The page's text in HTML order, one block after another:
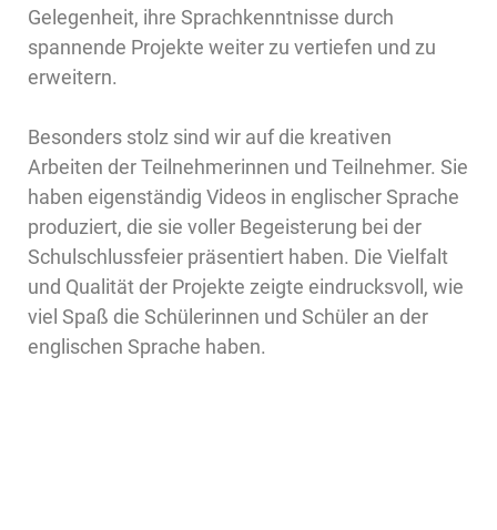
Gelegenheit, ihre Sprachkenntnisse durch
spannende Projekte weiter zu vertiefen und zu
erweitern.
Besonders stolz sind wir auf die kreativen
Arbeiten der Teilnehmerinnen und Teilnehmer. Sie
haben eigenständig Videos in englischer Sprache
produziert, die sie voller Begeisterung bei der
Schulschlussfeier präsentiert haben. Die Vielfalt
und Qualität der Projekte zeigte eindrucksvoll, wie
viel Spaß die Schülerinnen und Schüler an der
englischen Sprache haben.